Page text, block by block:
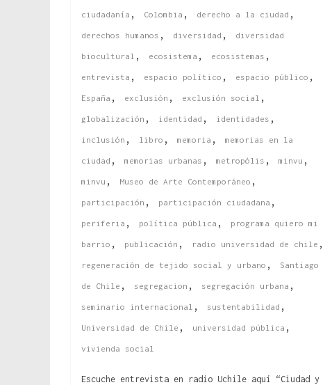
ciudadanía , Colombia , derecho a la ciudad ,
derechos humanos , diversidad , diversidad
biocultural , ecosistema , ecosistemas ,
entrevista , espacio político , espacio público ,
España , exclusión , exclusión social ,
globalización , identidad , identidades ,
inclusión , libro , memoria , memorias en la
ciudad , memorias urbanas , metropólis , minvu ,
minvu , Museo de Arte Contemporáneo ,
participación , participación ciudadana ,
periferia , política pública , programa quiero mi
barrio , publicación , radio universidad de chile ,
regeneración de tejido social y urbano , Santiago
de Chile , segregacion , segregación urbana ,
seminario internacional , sustentabilidad ,
Universidad de Chile , universidad pública ,
vivienda social
Escuche entrevista en radio Uchile aquí “Ciudad y